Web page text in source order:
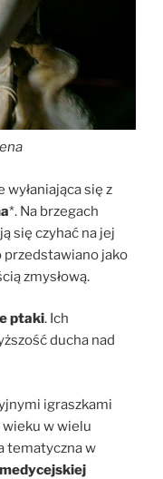
się z
*. Na brzegach
się czyhać na jej
przedstawiano jako
zmysłową.
ptaki. Ich
ducha nad
igraszkami
w wielu
tematyczna w